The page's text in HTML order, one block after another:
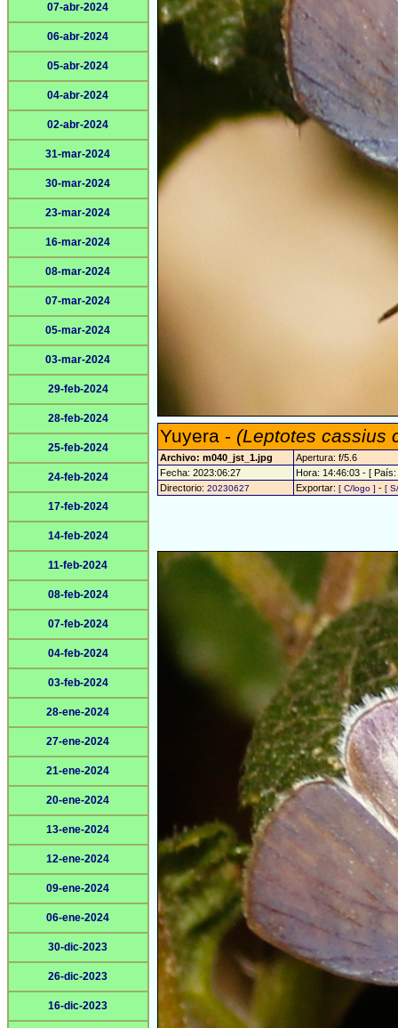
07-abr-2024
06-abr-2024
05-abr-2024
04-abr-2024
02-abr-2024
31-mar-2024
30-mar-2024
23-mar-2024
16-mar-2024
08-mar-2024
07-mar-2024
05-mar-2024
03-mar-2024
29-feb-2024
28-feb-2024
25-feb-2024
24-feb-2024
17-feb-2024
14-feb-2024
11-feb-2024
08-feb-2024
07-feb-2024
04-feb-2024
03-feb-2024
28-ene-2024
27-ene-2024
21-ene-2024
20-ene-2024
13-ene-2024
12-ene-2024
09-ene-2024
06-ene-2024
30-dic-2023
26-dic-2023
16-dic-2023
Yuyera - (Leptotes cassius
Archivo: m040_jst_1.jpg
Apertura: f/5.6
Fecha: 2023:06:27
Hora: 14:46:03 - [ País:
Directorio: 20230627 Exportar: [ C/logo ] - [